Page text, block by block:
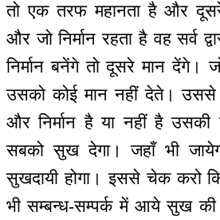
तो एक तरफ महानता है और दूसरे
और जो निर्मान रहता है वह सर्व
निर्मान बनेंगे तो दूसरे मान देंगे।
उसको कोई मान नहीं देते। उससे
और निर्मान है या नहीं है उसकी
सबको सुख देगा। जहाँ भी
सुखदायी होगा। इससे चेक करो
भी सम्बन्ध-सम्पर्क में आये सुख